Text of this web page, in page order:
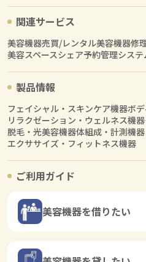
関連サービス
美容機器売買/レンタル美容機器修
美容スペースシェア予約管理システ
製品情報
フェイシャル・スキンケア機器ボ
リラクゼーション・ウェルネス機器
脱毛・光美容機器体組成・計測機器
エクササイズ・フィットネス機器
ご利用ガイド
美容機器を借りたい